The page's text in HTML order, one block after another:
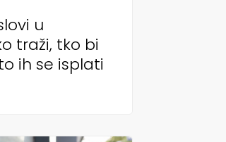
u
traži, tko bi
ih se isplati